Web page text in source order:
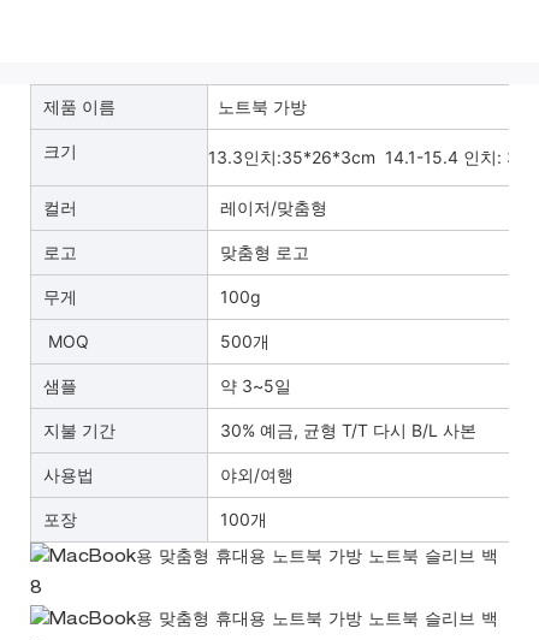
제품 이름 노트북 가방
크기 13.3인치:35*26*3cm 14.1-15.4 인치:
컬러 레이저/맞춤형
로고 맞춤형 로고
무게 100g
MOQ 500개
샘플 약 3~5일
지불 기간 30% 예금, 균형 T/T 다시 B/L 사본
사용법 야외/여행
포장 100개